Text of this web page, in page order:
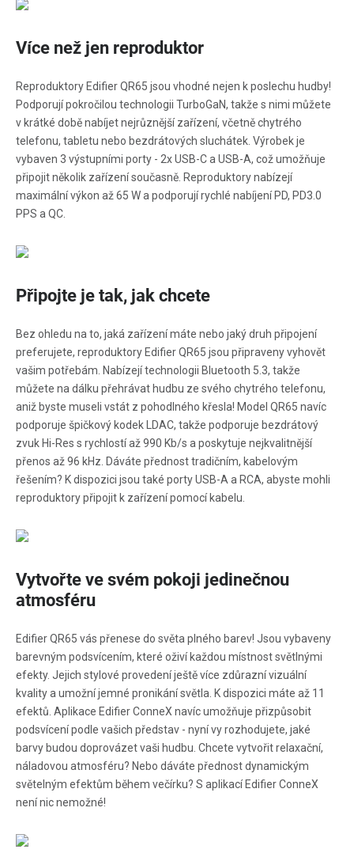
Více než jen reproduktor
Reproduktory Edifier QR65 jsou vhodné nejen k poslechu hudby!
Podporují pokročilou technologii TurboGaN, takže s nimi můžete
v krátké době nabíjet nejrůznější zařízení, včetně chytrého
telefonu, tabletu nebo bezdrátových sluchátek. Výrobek je
vybaven 3 výstupními porty - 2x USB-C a USB-A, což umožňuje
připojit několik zařízení současně. Reproduktory nabízejí
maximální výkon až 65 W a podporují rychlé nabíjení PD, PD3.0
PPS a QC.
Připojte je tak, jak chcete
Bez ohledu na to, jaká zařízení máte nebo jaký druh připojení
preferujete, reproduktory Edifier QR65 jsou připraveny vyhovět
vašim potřebám. Nabízejí technologii Bluetooth 5.3, takže
můžete na dálku přehrávat hudbu ze svého chytrého telefonu,
aniž byste museli vstát z pohodlného křesla! Model QR65 navíc
podporuje špičkový kodek LDAC, takže podporuje bezdrátový
zvuk Hi-Res s rychlostí až 990 Kb/s a poskytuje nejkvalitnější
přenos až 96 kHz. Dáváte přednost tradičním, kabelovým
řešením? K dispozici jsou také porty USB-A a RCA, abyste mohli
reproduktory připojit k zařízení pomocí kabelu.
Vytvořte ve svém pokoji jedinečnou
atmosféru
Edifier QR65 vás přenese do světa plného barev! Jsou vybaveny
barevným podsvícením, které oživí každou místnost světlnými
efekty. Jejich stylové provedení ještě více zdůrazní vizuální
kvality a umožní jemné pronikání světla. K dispozici máte až 11
efektů. Aplikace Edifier ConneX navíc umožňuje přizpůsobit
podsvícení podle vašich představ - nyní vy rozhodujete, jaké
barvy budou doprovázet vaši hudbu. Chcete vytvořit relaxační,
náladovou atmosféru? Nebo dáváte přednost dynamickým
světelným efektům během večírku? S aplikací Edifier ConneX
není nic nemožné!